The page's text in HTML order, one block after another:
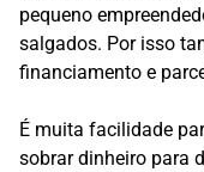
pequeno
salgados. Por isso
financiamento e
É muita facilidade
sobrar dinheiro para